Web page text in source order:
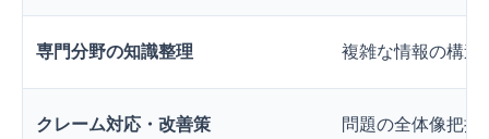
専門分野の知識整理 複雑な情報の構造
クレーム対応・改善策 問題の全体像把握